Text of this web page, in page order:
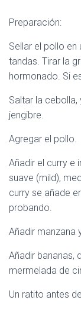
Preparación:
Sellar el pollo en
tandas. Tirar la
hormonado. Si
Saltar la
jengibre.
Agregar el pollo.
Añadir el curry e
suave (mild),
curry se añade
probando.
Añadir manzana
Añadir bananas,
mermelada de
Un ratito antes